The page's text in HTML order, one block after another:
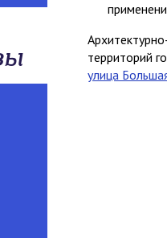
территорий
улица